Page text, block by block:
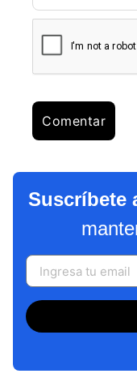
Suscríbete